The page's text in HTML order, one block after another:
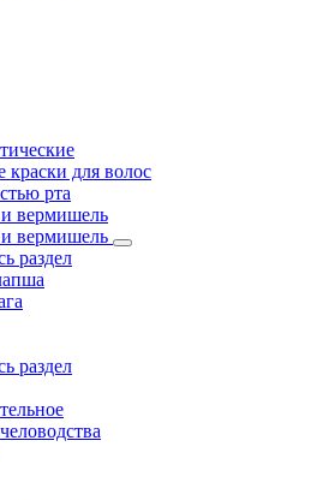
краски для волос
рта
вермишель
вермишель
раздел
раздел